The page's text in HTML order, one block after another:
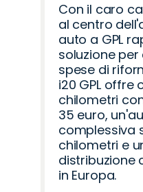
Con il caro
al centro
auto a GPL
soluzione
spese di
i20 GPL offre
chilometri
35 euro,
complessiva
chilometri e
distribuzione
in Europa.